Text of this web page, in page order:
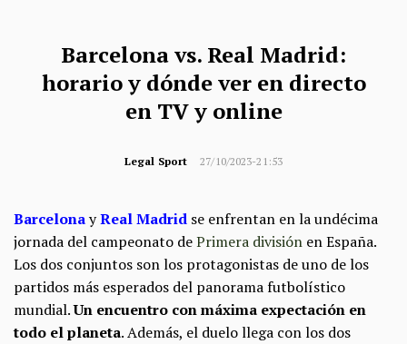
Barcelona vs. Real Madrid:
horario y dónde ver en directo
en TV y online
Legal Sport 27/10/2023-21:53
BarcelonayReal Madrid se enfrentan en la undécima
jornada del campeonato dePrimera división en España.
Los dos conjuntos son los protagonistas de uno de los
partidos más esperados del panorama futbolístico
mundial.Un encuentro con máxima expectación en
todo el planeta. Además, el duelo llega con los dos